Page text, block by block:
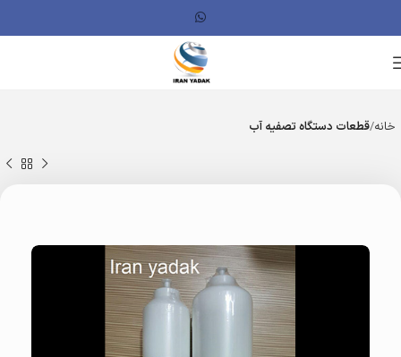
خانه قطعات دستگاه تصفیه آب